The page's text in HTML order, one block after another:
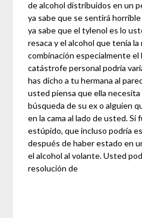
de alcohol distribuidos en un
ya sabe que se sentirá
ya sabe que el tylenol es lo
resaca y el alcohol que tenía
combinación especialmente
catástrofe personal podría
has dicho a tu hermana al
usted piensa que ella necesita
búsqueda de su ex o alguien
en la cama al lado de usted. Si
estúpido, que incluso podría
después de haber estado en
el alcohol al volante. Usted
resolución de